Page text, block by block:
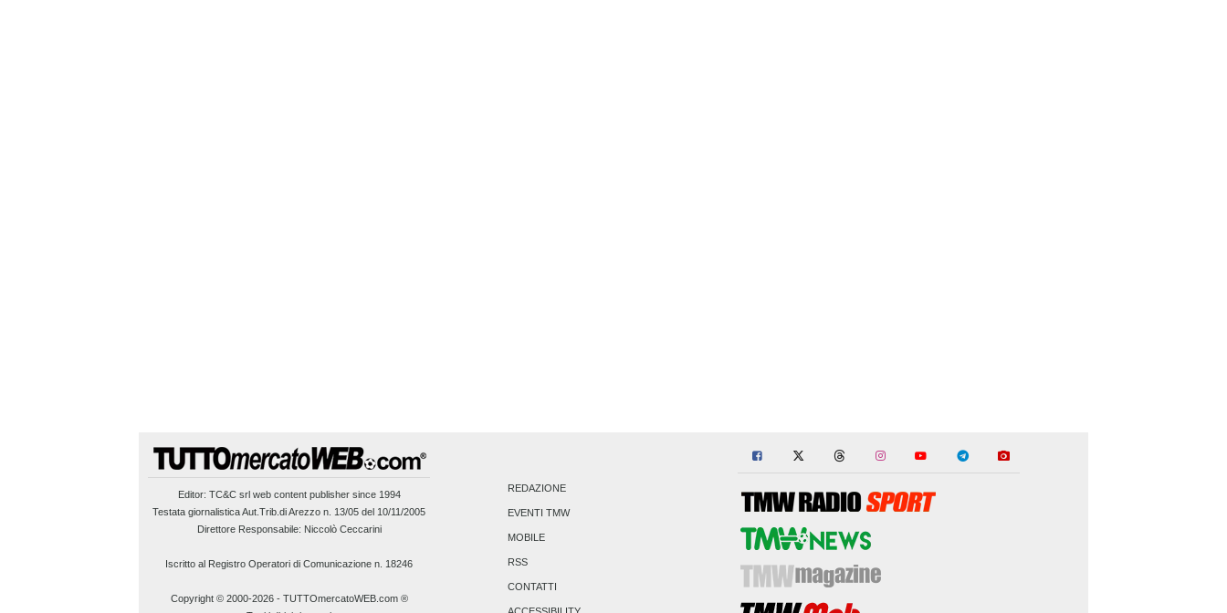
Editor: TC&C srlweb content publisher since 1994
Testata giornalistica Aut.Trib.di Arezzo n. 13/05 del 10/11/2005
Direttore Responsabile: Niccolò Ceccarini
Iscritto al Registro Operatori di Comunicazione n. 18246
Copyright © 2000-2026- TUTTOmercatoWEB.com ®
REDAZIONE
EVENTI TMW
MOBILE
RSS
CONTATTI